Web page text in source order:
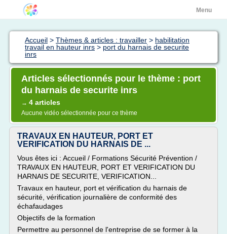
Menu
Accueil > Thèmes & articles : travailler > habilitation
travail en hauteur inrs > port du harnais de securite
inrs
Articles sélectionnés pour le thème : port
du harnais de securite inrs
→ 4 articles
Aucune vidéo sélectionnée pour ce thème
TRAVAUX EN HAUTEUR, PORT ET
VERIFICATION DU HARNAIS DE ...
Vous êtes ici : Accueil / Formations Sécurité Prévention /
TRAVAUX EN HAUTEUR, PORT ET VERIFICATION DU
HARNAIS DE SECURITE, VERIFICATION...
Travaux en hauteur, port et vérification du harnais de
sécurité, vérification journalière de conformité des
échafaudages
Objectifs de la formation
Permettre au personnel de l'entreprise de se former à la